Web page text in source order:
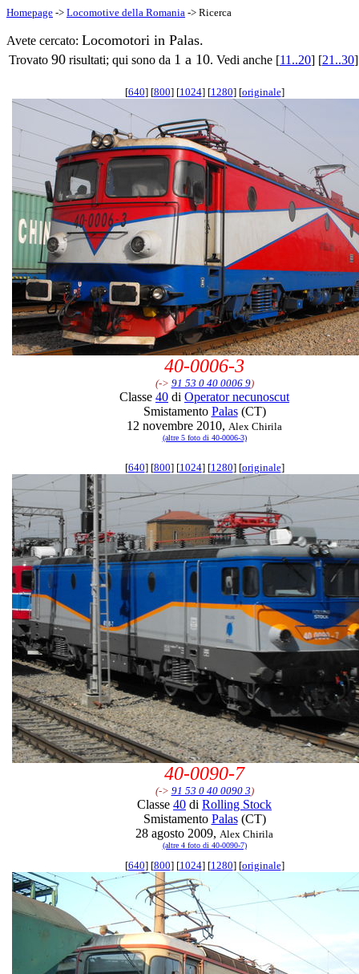
Homepage -> Locomotive della Romania -> Ricerca
Avete cercato: Locomotori in Palas.
Trovato 90 risultati; qui sono da 1 a 10. Vedi anche [11..20] [21..30
[640] [800] [1024] [1280] [originale]
40-0006-3
(-> 91 53 0 40 0006 9)
Classe 40 di Operator necunoscut
Smistamento Palas(CT)
12 novembre 2010, Alex Chirila
(altre 5 foto di 40-0006-3)
[640] [800] [1024] [1280] [originale]
40-0090-7
(-> 91 53 0 40 0090 3)
Classe 40 di Rolling Stock
Smistamento Palas(CT)
28 agosto 2009, Alex Chirila
(altre 4 foto di 40-0090-7)
[640] [800] [1024] [1280] [originale]